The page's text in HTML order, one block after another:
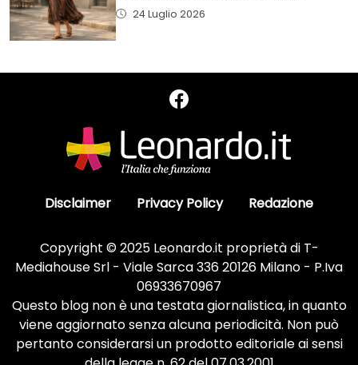
24 Luglio 2026
Disclaimer Privacy Policy Redazione
Copyright © 2025 Leonardo.it proprietà di T-
Mediahouse Srl - Viale Sarca 336 20126 Milano - P.Iva
06933670967
Questo blog non è una testata giornalistica, in quanto
viene aggiornato senza alcuna periodicità. Non può
pertanto considerarsi un prodotto editoriale ai sensi